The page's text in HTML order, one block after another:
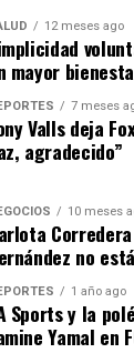
Enfrenta
12 meses ago
mayor
7 meses
Valls deja
agradecido”
10 meses
no
1 año ago
Sports y la
Yamal en